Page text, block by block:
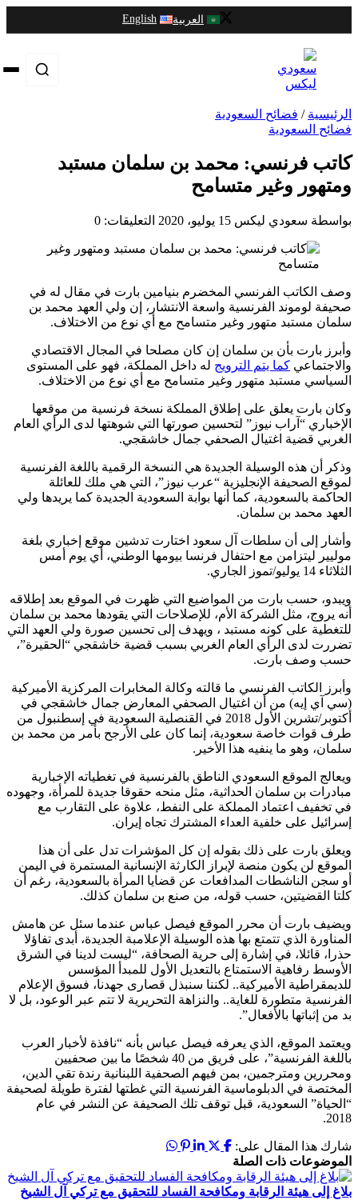
العربية English
/ فضائح السعودية
السعودية
فرنسي: محمد بن سلمان مستبد
وغير متسامح
سعودي ليكس 15 يوليو، 2020 التعليقات: 0
الكاتب الفرنسي المخضرم بنيامين بارت في مقال له في
لوموند الفرنسية واسعة الانتشار، إن ولي العهد محمد بن
مستبد متهور وغير متسامح مع أي نوع من الاختلاف.
بارت بأن بن سلمان إن كان مصلحا في المجال الاقتصادي
كما يتم الترويجله داخل المملكة، فهو على المستوى
مستبد متهور وغير متسامح مع أي نوع من الاختلاف.
بارت يعلق على إطلاق المملكة نسخة فرنسية من موقعها
“آراب نيوز” لتحسين صورتها التي شوهتها لدى الرأي العام
قضية اغتيال الصحفي جمال خاشقجي.
أن هذه الوسيلة الجديدة هي النسخة الرقمية باللغة الفرنسية
الصحيفة الإنجليزية “عرب نيوز”، التي هي ملك للعائلة
بالسعودية، كما أنها بوابة السعودية الجديدة كما يريدها ولي
محمد بن سلمان.
إلى أن سلطات آل سعود اختارت تدشين موقع إخباري بلغة
ليتزامن مع احتفال فرنسا بيومها الوطني، أي يوم أمس
14 يوليو/تموز الجاري.
حسب بارت من المواضيع التي ظهرت في الموقع بعد إطلاقه
يروج، مثل الشركة الأم، للإصلاحات التي يقودها محمد بن سلمان
على كونه مستبد ، ويهدف إلى تحسين صورة ولي العهد التي
لدى الرأي العام الغربي بسبب قضية خاشقجي “الحقيرة”،
وصف بارت.
الكاتب الفرنسي ما قالته وكالة المخابرات المركزية الأميركية
آي إيه) من أن اغتيال الصحفي المعارض جمال خاشقجي في
أكتوبر/تشرين الأول 2018 في القنصلية السعودية في إسطنبول من
قوات خاصة سعودية، إنما كان على الأرجح بأمر من محمد بن
وهو ما ينفيه هذا الأخير.
الموقع السعودي الناطق بالفرنسية في تغطياته الإخبارية
بن سلمان الحداثية، مثل منحه حقوقا جديدة للمرأة، وجهوده
تخفيف اعتماد المملكة على النفط، علاوة على التقارب مع
على خلفية العداء المشترك تجاه إيران.
بارت على ذلك بقوله إن كل المؤشرات تدل على أن هذا
لن يكون منصة لإبراز الكارثة الإنسانية المستمرة في اليمن
سجن الناشطات المدافعات عن قضايا المرأة بالسعودية، رغم أن
القضيتين، حسب قوله، من صنع بن سلمان كذلك.
بارت أن محرر الموقع فيصل عباس عندما سئل عن هامش
الذي تتمتع بها هذه الوسيلة الإعلامبة الجديدة، أبدى تفاؤلا
قائلا، في إشارة إلى حرية الصحافة، “ليست لدينا في الشرق
رفاهية الاستمتاع بالتعديل الأول للمبدأ المؤسس
الأميركية.. لكننا سنبذل قصارى جهدنا، فسوق الإعلام
متطورة للغاية.. والنزاهة التحريرية لا تتم عبر الوعود، بل لا
من إثباتها بالأفعال”.
الموقع، الذي يعرفه فيصل عباس بأنه “نافذة لأخبار العرب
باللغة الفرنسية”، على فريق من 40 شخصًا ما بين صحفيين
ومترجمين، بمن فيهم الصحفية اللبنانية رندة تقي الدين،
في الدبلوماسية الفرنسية التي غطتها لفترة طويلة لصحيفة
السعودية، قبل توقف تلك الصحيفة عن النشر في عام
هذا المقال على:
ذات الصلة
إلى هيئة الرقابة ومكافحة الفساد للتحقيق مع تركي آل الشيخ